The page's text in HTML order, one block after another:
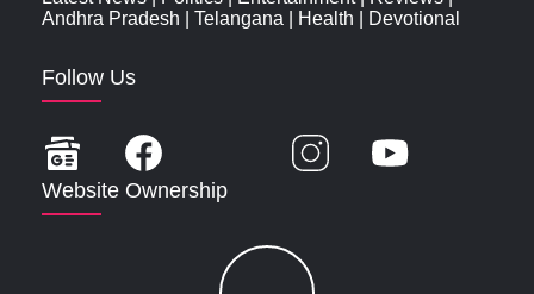
Andhra Pradesh
Telangana Health Devotional
Follow Us
Website Ownership